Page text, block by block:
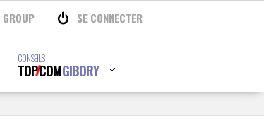
GROUP SE CONNECTER
CONSEILS
TOPCOMGIBORY